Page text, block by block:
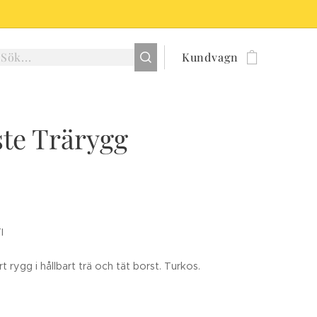
Kundvagn
Trärygg
rygg i hållbart trä och tät borst. Turkos.